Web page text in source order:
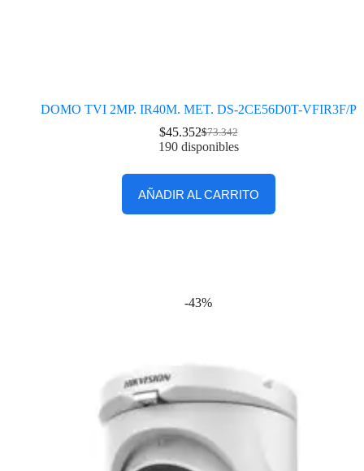
DOMO TVI 2MP. IR40M. MET. DS-2CE56D0T-VFIR3F/P
$73.342
$45.352
190 disponibles
AÑADIR AL CARRITO
-43%